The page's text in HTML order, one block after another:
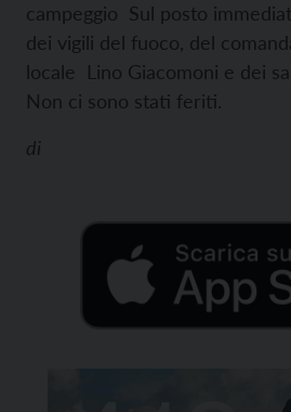
campeggio Sul posto
dei vigili del fuoco, del
locale Lino Giacomoni e dei
Non ci sono stati feriti.
di